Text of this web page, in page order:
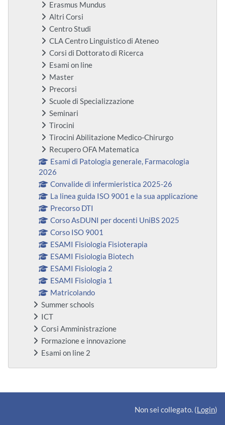
Erasmus Mundus
Altri Corsi
Centro Studi
CLA Centro Linguistico di Ateneo
Corsi di Dottorato di Ricerca
Esami on line
Master
Precorsi
Scuole di Specializzazione
Seminari
Tirocini
Tirocini Abilitazione Medico-Chirurgo
Recupero OFA Matematica
Esami di Patologia generale, Farmacologia
2026
Convalide di infermieristica 2025-26
La linea guida ISO 9001 e la sua applicazione
Precorso DTI
Corso AsDUNI per docenti UniBS 2025
Corso ISO 9001
ESAMI Fisiologia Fisioterapia
ESAMI Fisiologia Biotech
ESAMI Fisiologia 2
ESAMI Fisiologia 1
Matricolando
Summer schools
ICT
Corsi Amministrazione
Formazione e innovazione
Esami on line 2
Blocchi supplementari
Non sei collegato. (Login)